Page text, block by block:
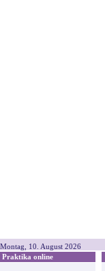
Montag, 10. August 2026
Praktika online